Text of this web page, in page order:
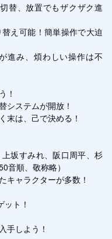
替、放置でもザクザク進
え可能！簡単操作で大迫
進み、煩わしい操作は不
！
システムが開放！
末は、己で決める！
坂すみれ、阪口周平、杉
音順、敬称略）
キャラクターが多数！
ト！
手しよう！